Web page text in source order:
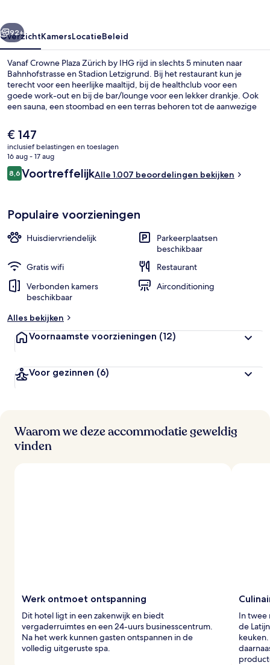
Volgende
92+
OverzichtKamersLocatieBeleid
Vanaf Crowne Plaza Zürich by IHG rijd in slechts 5 minuten naar
Bahnhofstrasse en Stadion Letzigrund. Bij het restaurant kun je
terecht voor een heerlijke maaltijd, bij de healthclub voor een
goede work-out en bij de bar/lounge voor een lekker drankje. Ook
een sauna, een stoombad en een terras behoren tot de aanwezige
personeel. Het openbaar vervoer vind je op korte loopafstand: het
is 3 minuten lopen naar Tramhalte Letzigrund en 5 minuten naar
Tramhalte Albisriederplatz.
De
huidige
prijs
is
€ 147
€ 147
inclusief belastingen en toeslagen
16 aug - 17 aug
Beoordelingen
8,68,6 op 10 –
VoortreffelijkAlle 1.007 beoordelingen bekijken
Populaire voorzieningen
Huisdiervriendelijk
Parkeerplaatsen
beschikbaar
Gratis wifi
Restaurant
Verbonden kamers
beschikbaar
Airconditioning
Alles bekijken
Voornaamste voorzieningen (12)
Voor gezinnen (6)
Waarom we deze accommodatie geweldig
vinden
Werk ontmoet ontspanning
Dit hotel ligt in een zakenwijk en biedt
vergaderruimtes en een 24-uurs businesscentrum.
Na het werk kunnen gasten ontspannen in de
volledig uitgeruste spa.
In twee
de